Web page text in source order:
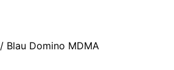
/ Blau Domino MDMA